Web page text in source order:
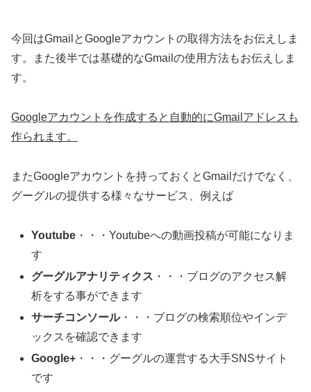
今回はGmailとGoogleアカウントの取得方法をお伝えしま
す。また後半では基礎的なGmailの使用方法もお伝えしま
す。
Googleアカウントを作成すると自動的にGmailアドレスも
作られます。
またGoogleアカウントを持っておくとGmailだけでなく、
グーグルの提供する様々なサービス、例えば
Youtube ・・・Youtubeへの動画投稿が可能になりま
す
グーグルアナリティクス ・・・ブログのアクセス解
析をする事ができます
サーチコンソール・・・ブログの検索順位やインデ
ックスを確認できます
Google+ ・・・グーグルの運営する大手SNSサイト
です